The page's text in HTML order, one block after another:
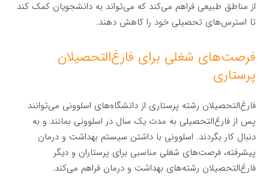
از مناطق طبیعی فراهم می‌کند که می‌تواند به دانشجویان کمک کند
تا استرس‌های تحصیلی خود را کاهش دهند.
فرصت‌های شغلی برای فارغ‌التحصیلان
پرستاری
فارغ‌التحصیلان رشته پرستاری از دانشگاه‌های اسلوونی می‌توانند
پس از فارغ‌التحصیلی به مدت یک سال در اسلوونی بمانند و به
دنبال کار بگردند. اسلوونی با داشتن سیستم بهداشت و درمان
پیشرفته، فرصت‌های شغلی مناسبی برای پرستاران و دیگر
فارغ‌التحصیلان رشته‌های بهداشت و درمان فراهم می‌کند.